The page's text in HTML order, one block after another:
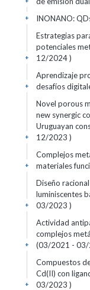
INONANO:
+
Estrategias
potenciales
12/2024 )
+
Aprendizaje
desafíos
+
Novel porous
new synergic
Uruguayan
12/2023 )
+
Complejos
materiales
+
Diseño
luminiscentes
03/2023 )
+
Actividad
complejos
(03/2021 - 03/
+
Compuestos
Cd(II) con
03/2023 )
+